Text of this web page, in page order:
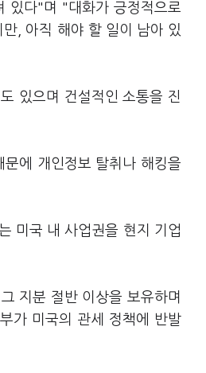
있다"며 "대화가 긍정적으로
, 아직 해야 할 일이 남아 있
있으며 건설적인 소통을 진
에 개인정보 탈취나 해킹을
미국 내 사업권을 현지 기업
지분 절반 이상을 보유하며
가 미국의 관세 정책에 반발